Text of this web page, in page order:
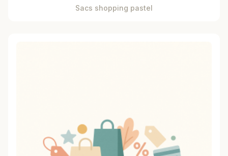
Sacs shopping pastel